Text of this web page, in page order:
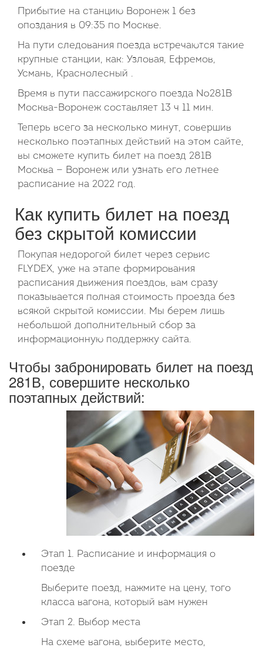
Прибытие на станцию Воронеж 1 без
опоздания в 09:35 по Москве.
На пути следования поезда встречаются такие
крупные станции, как: Узловая, Ефремов,
Усмань, Краснолесный .
Время в пути пассажирского поезда №281В
Москва-Воронеж составляет 13 ч 11 мин.
Теперь всего за несколько минут, совершив
несколько поэтапных действий на этом сайте,
вы сможете купить билет на поезд 281В
Москва — Воронеж или узнать его летнее
расписание на 2022 год.
Как купить билет на поезд
без скрытой комиссии
Покупая недорогой билет через сервис
FLYDEX, уже на этапе формирования
расписания движения поездов, вам сразу
показывается полная стоимость проезда без
всякой скрытой комиссии. Мы берем лишь
небольшой дополнительный сбор за
информационную поддержку сайта.
Чтобы забронировать билет на поезд
281В, совершите несколько
поэтапных действий:
Этап 1. Расписание и информация о
поезде
Выберите поезд, нажмите на цену, того
класса вагона, который вам нужен
Этап 2. Выбор места
На схеме вагона, выберите место,